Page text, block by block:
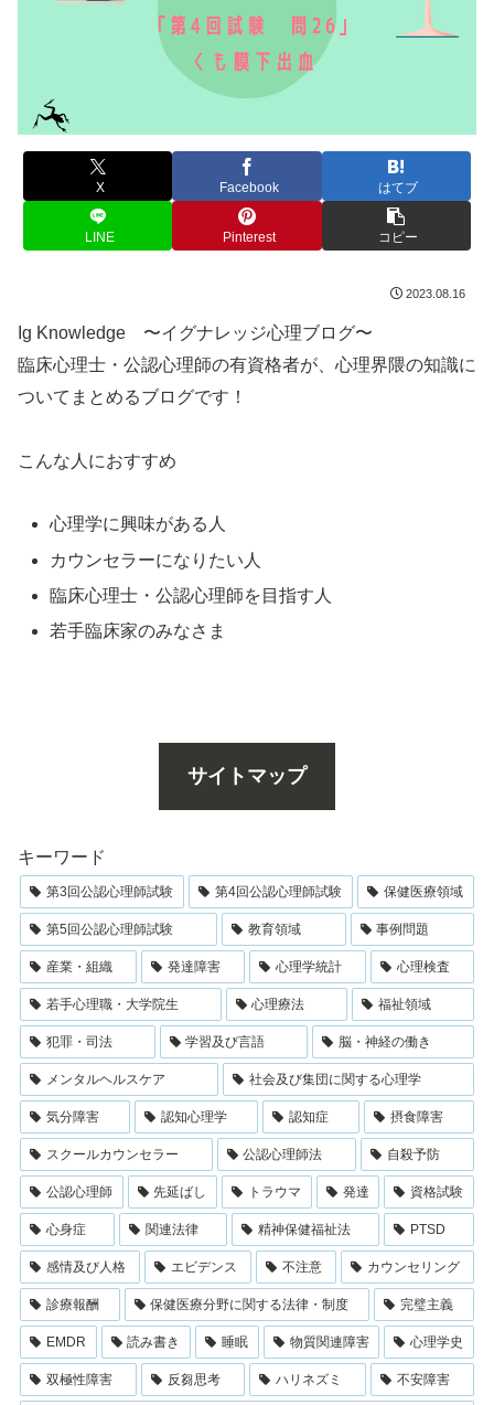
X Facebook はてブ
LINE Pinterest コピー
2023.08.16
Ig Knowledge 〜イグナレッジ心理ブログ〜
臨床心理士・公認心理師の有資格者が、心理界隈の知識に
ついてまとめるブログです！
こんな人におすすめ
心理学に興味がある人
カウンセラーになりたい人
臨床心理士・公認心理師を目指す人
若手臨床家のみなさま
サイトマップ
キーワード
第3回公認心理師試験 第4回公認心理師試験 保健医療領域
第5回公認心理師試験 教育領域 事例問題
産業・組織 発達障害 心理学統計 心理検査
若手心理職・大学院生 心理療法 福祉領域
犯罪・司法 学習及び言語 脳・神経の働き
メンタルヘルスケア 社会及び集団に関する心理学
気分障害 認知心理学 認知症 摂食障害
スクールカウンセラー 公認心理師法 自殺予防
公認心理師 先延ばし トラウマ 発達 資格試験
心身症 関連法律 精神保健福祉法 PTSD
感情及び人格 エビデンス 不注意 カウンセリング
診療報酬 保健医療分野に関する法律・制度 完璧主義
EMDR 読み書き 睡眠 物質関連障害 心理学史
双極性障害 反芻思考 ハリネズミ 不安障害